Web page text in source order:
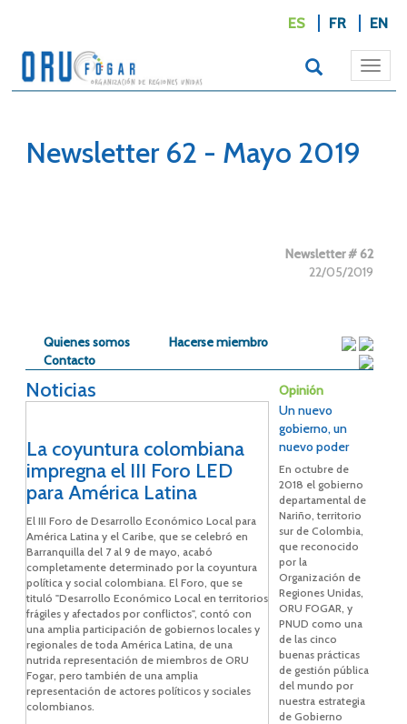
ES FR EN
Newsletter 62 - Mayo 2019
Newsletter # 62
22/05/2019
Quienes somos
Hacerse miembro
Contacto
Noticias Opinión
La coyuntura colombiana
impregna el III Foro LED
para América Latina
El III Foro de Desarrollo Económico Local para
América Latina y el Caribe, que se celebró en
Barranquilla del 7 al 9 de mayo, acabó
completamente determinado por la coyuntura
política y social colombiana. El Foro, que se
tituló "Desarrollo Económico Local en territorios
frágiles y afectados por conflictos", contó con
una amplia participación de gobiernos locales y
regionales de toda América Latina, de una
nutrida representación de miembros de ORU
Fogar, pero también de una amplia
representación de actores políticos y sociales
colombianos.
Un nuevo
gobierno, un
nuevo poder
En octubre de
2018 el gobierno
departamental de
Nariño, territorio
sur de Colombia,
que reconocido
por la
Organización de
Regiones Unidas,
ORU FOGAR, y
PNUD como una
de las cinco
buenas prácticas
de gestión pública
del mundo por
nuestra estrategia
de Gobierno